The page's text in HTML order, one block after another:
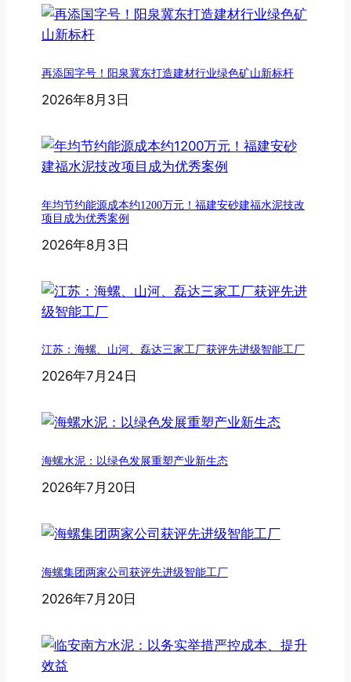
再添国字号！阳泉冀东打造建材行业绿色矿山新标杆
2026年8月3日
年均节约能源成本约1200万元！福建安砂建福水泥技改
项目成为优秀案例
2026年8月3日
江苏：海螺、山河、磊达三家工厂获评先进级智能工厂
2026年7月24日
海螺水泥：以绿色发展重塑产业新生态
2026年7月20日
海螺集团两家公司获评先进级智能工厂
2026年7月20日